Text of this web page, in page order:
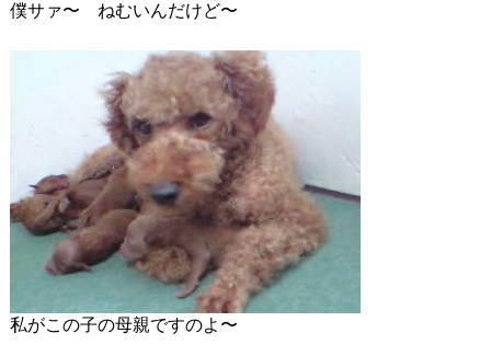
僕サァ〜 ねむいんだけど〜
私がこの子の母親ですのよ〜